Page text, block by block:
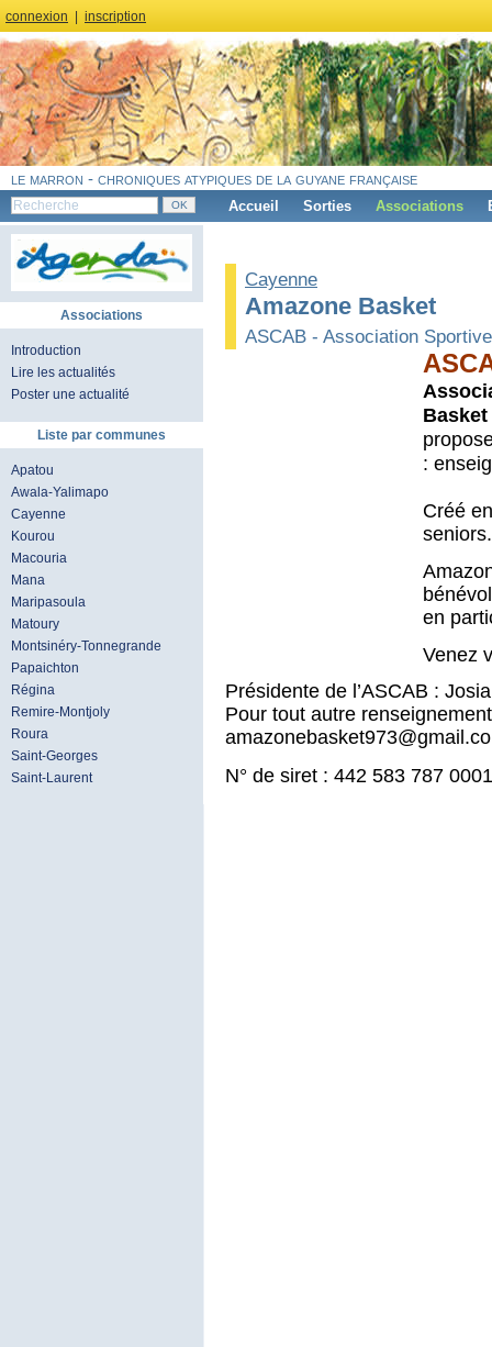
connexion inscription
le marron - chroniques atypiques de la guyane française
Accueil Sorties Associations
Associations
Introduction
Lire les actualités
Poster une actualité
Liste par communes
Apatou
Awala-Yalimapo
Cayenne
Kourou
Macouria
Mana
Maripasoula
Matoury
Montsinéry-Tonnegrande
Papaichton
Régina
Remire-Montjoly
Roura
Saint-Georges
Saint-Laurent
Cayenne
Amazone Basket
ASCAB - Association
Basket
:
Créé
seniors.
en
Venez
Présidente de l’ASCAB :
Pour tout autre
N° de siret : 442 583 787